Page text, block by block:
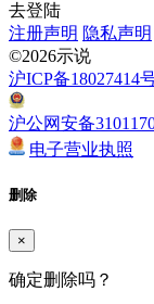
去登陆
注册声明 隐私声明
©2026示说
沪ICP备18027414
沪公网安备
电子营业执照
删除
×
确定删除吗？